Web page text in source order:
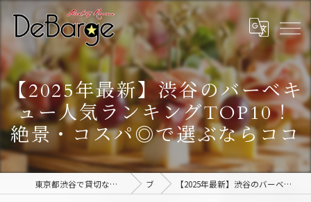
【2025年最新】渋谷のバーベキ
ュー人気ランキングTOP10！
絶景・コスパ◎で選ぶならココ
東京都渋谷で貸切なら渋谷貸切パーティー＆BBQデバージ - DeBarge ブログ 【2025年最新】渋谷のバーベキュー人気ランキングTOP10！絶景・コスパ◎で選ぶならココ